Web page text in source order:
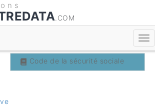
.COM
Code de la sécurité sociale